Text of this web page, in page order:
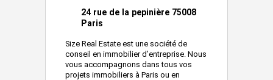
24 rue de la pepinière 75008
Paris
Size Real Estate est une société de
conseil en immobilier d’entreprise. Nous
vous accompagnons dans tous vos
projets immobiliers à Paris ou en